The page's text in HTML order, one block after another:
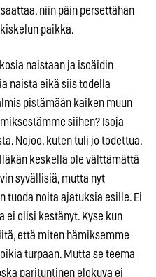
niin päin persettähän
paikka.
naistaan ja isoäidin
naista eikä siis todella
pistämään kaiken muun
siihen? Isoja
Nojoo, kuten tuli jo todettua,
keskellä ole välttämättä
syvällisiä, mutta nyt
tuoda noita ajatuksia esille. Ei
ei olisi kestänyt. Kyse kun
että miten hämiksemme
turpaan. Mutta se teema
parituntinen elokuva ei